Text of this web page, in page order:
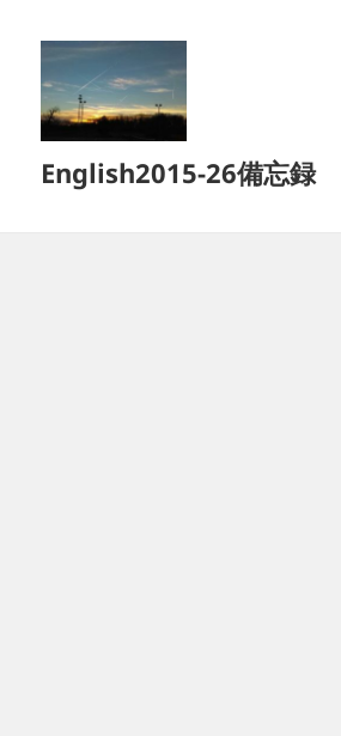
English2015-26備忘録